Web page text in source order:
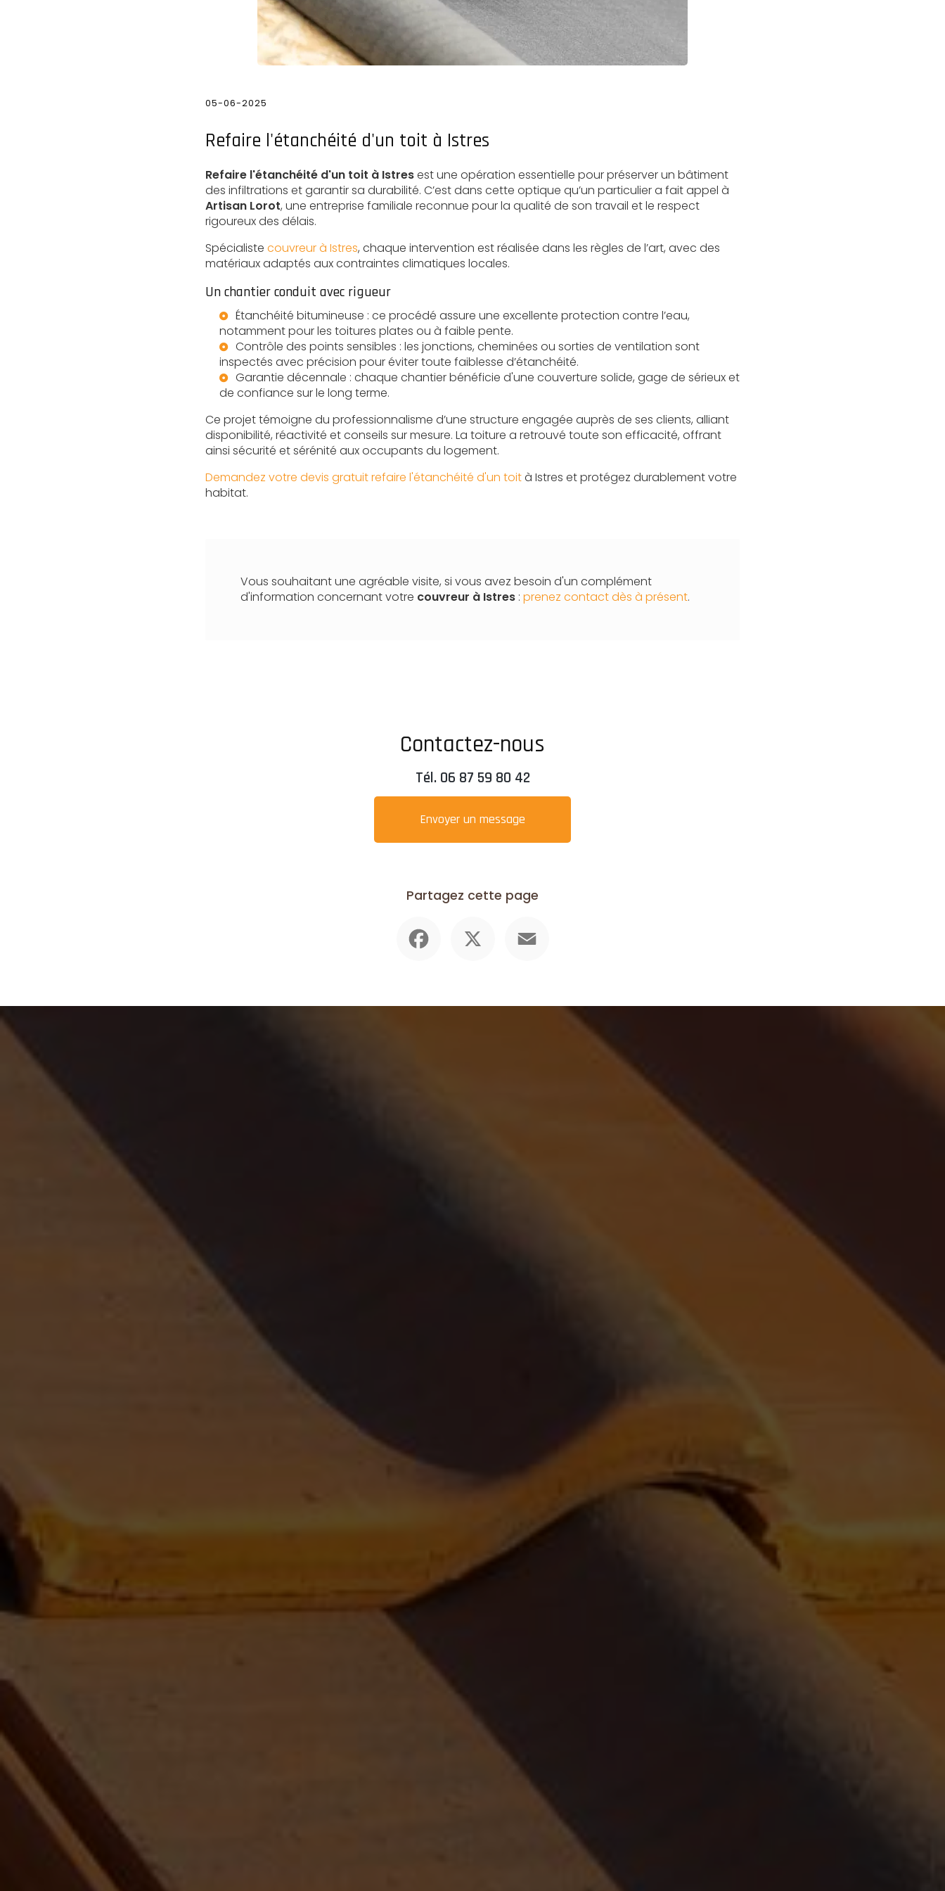
05-06-2025
Refaire l'étanchéité d'un toit à Istres
Refaire l'étanchéité d'un toit à Istresest une opération essentielle pour préserver un bâtiment
des infiltrations et garantir sa durabilité. C’est dans cette optique qu’un particulier a fait appel à
Artisan Lorot, une entreprise familiale reconnue pour la qualité de son travail et le respect
rigoureux des délais.
Spécialiste couvreur à Istres, chaque intervention est réalisée dans les règles de l’art, avec des
matériaux adaptés aux contraintes climatiques locales.
Un chantier conduit avec rigueur
Étanchéité bitumineuse : ce procédé assure une excellente protection contre l’eau,
notamment pour les toitures plates ou à faible pente.
Contrôle des points sensibles : les jonctions, cheminées ou sorties de ventilation sont
inspectés avec précision pour éviter toute faiblesse d’étanchéité.
Garantie décennale : chaque chantier bénéficie d'une couverture solide, gage de sérieux et
de confiance sur le long terme.
Ce projet témoigne du professionnalisme d’une structure engagée auprès de ses clients, alliant
disponibilité, réactivité et conseils sur mesure. La toiture a retrouvé toute son efficacité, offrant
ainsi sécurité et sérénité aux occupants du logement.
Demandez votre devis gratuit refaire l'étanchéité d'un toità Istres et protégez durablement votre
habitat.
Vous souhaitant une agréable visite, si vous avez besoin d'un complément
d'information concernant votre couvreur à Istres : prenez contact dès à présent.
Contactez-nous
Tél. 06 87 59 80 42
Envoyer un message
Partagez cette page